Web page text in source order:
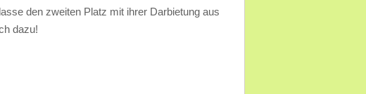
den zweiten Platz mit ihrer Darbietung aus
dazu!